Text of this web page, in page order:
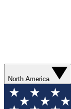
North America